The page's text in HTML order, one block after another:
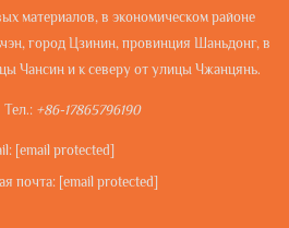
материалов, в экономическом районе
город Цзинин, провинция Шаньдонг, в
Чансин и к северу от улицы Чжанцянь.
Тел.: +86-17865796190
[email protected]
почта: [email protected]